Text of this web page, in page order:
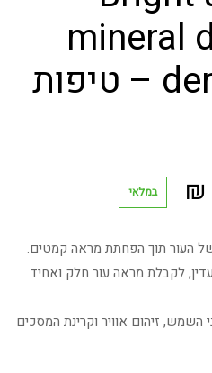
mineral
demi make up – טיפות
₪ המחיר
הנוכחי
הוא:
241.90 ₪.
במלאי
העור תוך הפחתת מראה קמטים.
לקבלת מראה עור חלק ואחיד
השמש, זיהום אוויר וקרינת המסכים